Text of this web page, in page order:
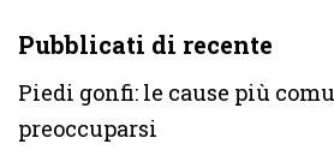
Pubblicati di recente
Piedi gonfi: le cause più
preoccuparsi